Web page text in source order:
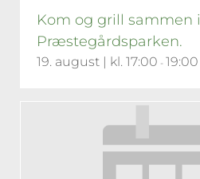
Kom og grill sammen i
Præstegårdsparken.
19. august | kl. 17:00 - 19:00